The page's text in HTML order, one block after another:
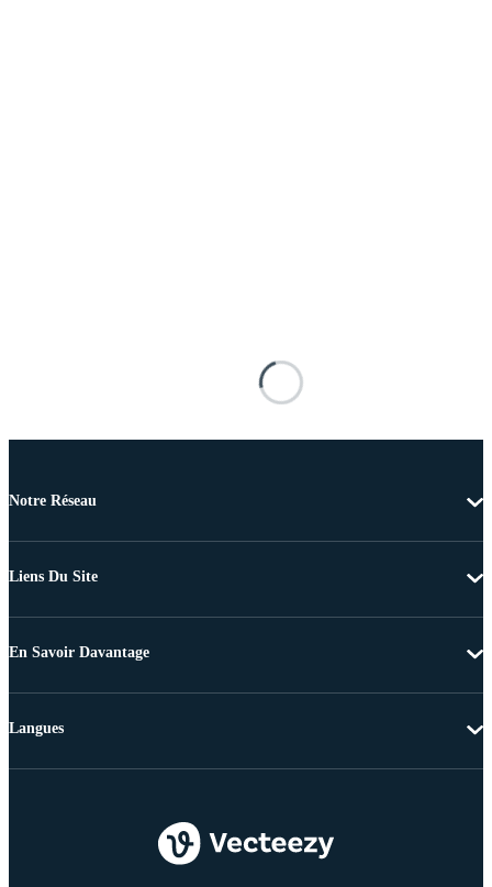
Notre Réseau
Liens Du Site
En Savoir Davantage
Langues